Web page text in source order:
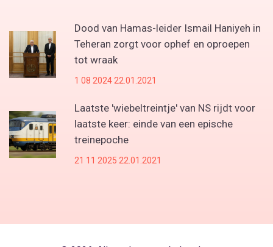
Dood van Hamas-leider Ismail Haniyeh in
Teheran zorgt voor ophef en oproepen
tot wraak
1 08 2024 22.01.2021
Laatste 'wiebeltreintje' van NS rijdt voor
laatste keer: einde van een epische
treinepoche
21 11 2025 22.01.2021